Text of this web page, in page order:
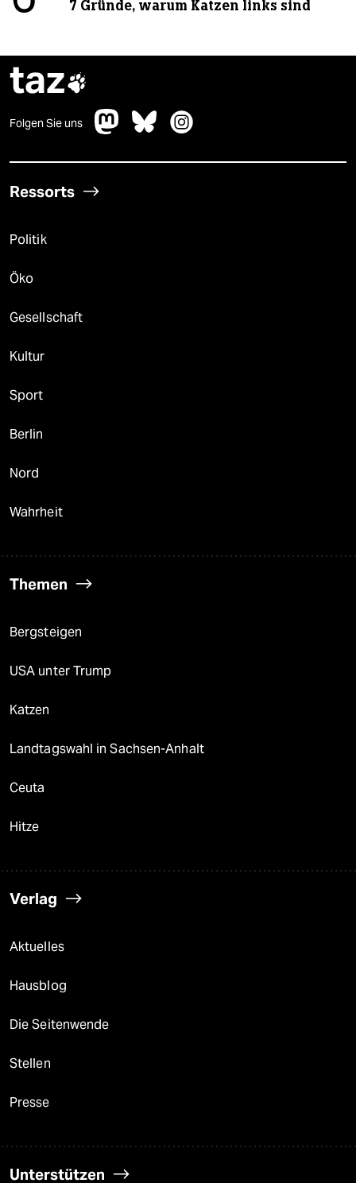
7 Gründe, warum Katzen links sind
taz
Folgen Sie uns
Ressorts
Politik
Öko
Gesellschaft
Kultur
Sport
Berlin
Nord
Wahrheit
Themen
Bergsteigen
USA unter Trump
Katzen
Landtagswahl in Sachsen-Anhalt
Ceuta
Hitze
Verlag
Aktuelles
Hausblog
Die Seitenwende
Stellen
Presse
Unterstützen